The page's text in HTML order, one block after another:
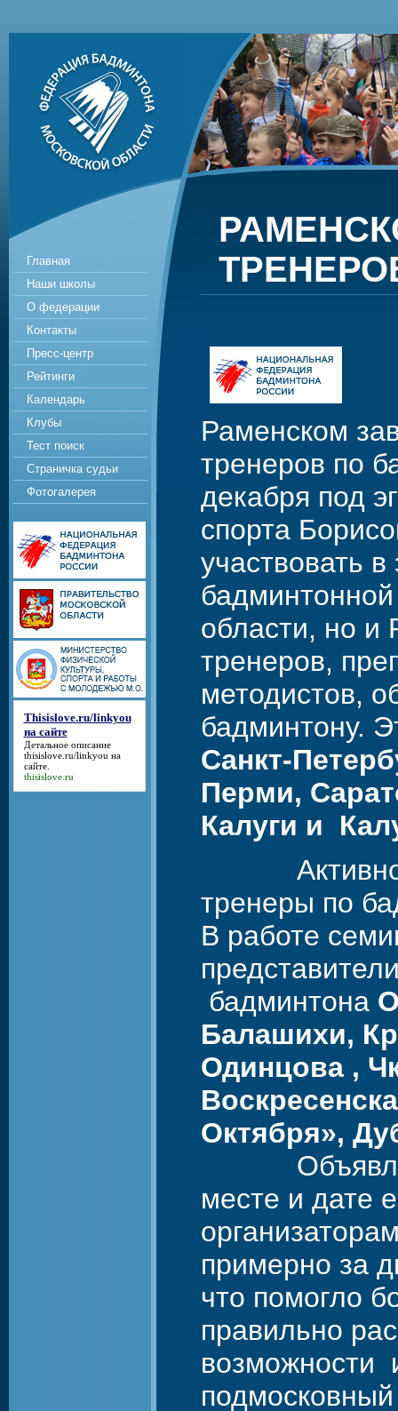
Главная
Наши школы
О федерации
Контакты
Пресс-центр
Рейтинги
Календарь
Клубы
Тест поиск
Страничка судьи
Фотогалерея
Thisislove.ru/linkyou
на сайте
Детальное описание
thisislove.ru/linkyou на
сайте.
thisislove.ru
Раменском
тренеров по
декабря под
спорта
участвовать
области, но и
тренеров,
методистов,
бадминтону.
Санкт-
Перми,
Калуги и
Активно
тренеры по
В работе
бадминтона
Балашихи,
Одинцова ,
Октября»,
месте и дате
примерно за
что помогло
правильно
возможности